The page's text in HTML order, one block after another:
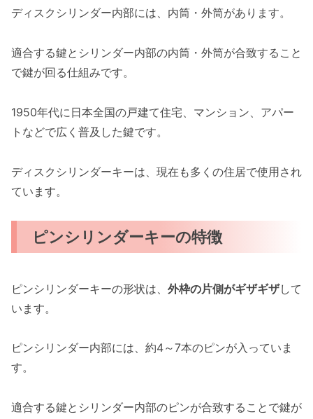
ディスクシリンダー内部には、内筒・外筒があります。
適合する鍵とシリンダー内部の内筒・外筒が合致すること
で鍵が回る仕組みです。
1950年代に日本全国の戸建て住宅、マンション、アパー
トなどで広く普及した鍵です。
ディスクシリンダーキーは、現在も多くの住居で使用され
ています。
ピンシリンダーキーの特徴
ピンシリンダーキーの形状は、 外枠の片側がギザギザして
います。
ピンシリンダー内部には、約4～7本のピンが入っていま
す。
適合する鍵とシリンダー内部のピンが合致することで鍵が